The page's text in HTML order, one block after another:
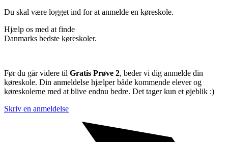
Du skal være logget ind for at anmelde en køreskole.
Hjælp os med at finde
Danmarks bedste køreskoler.
Før du går videre til Gratis Prøve 2, beder vi dig anmelde din
køreskole. Din anmeldelse hjælper både kommende elever og
køreskolerne med at blive endnu bedre. Det tager kun et øjeblik :)
Skriv en anmeldelse